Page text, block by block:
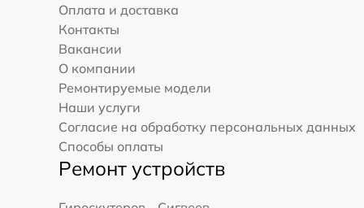
Оплата и доставка
Контакты
Вакансии
О компании
Ремонтируемые модели
Наши услуги
Согласие на обработку персональных данных
Способы оплаты
Ремонт устройств